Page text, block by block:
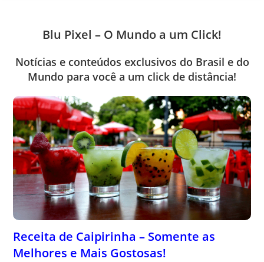
Blu Pixel – O Mundo a um Click!
Notícias e conteúdos exclusivos do Brasil e do
Mundo para você a um click de distância!
Receita de Caipirinha – Somente as
Melhores e Mais Gostosas!